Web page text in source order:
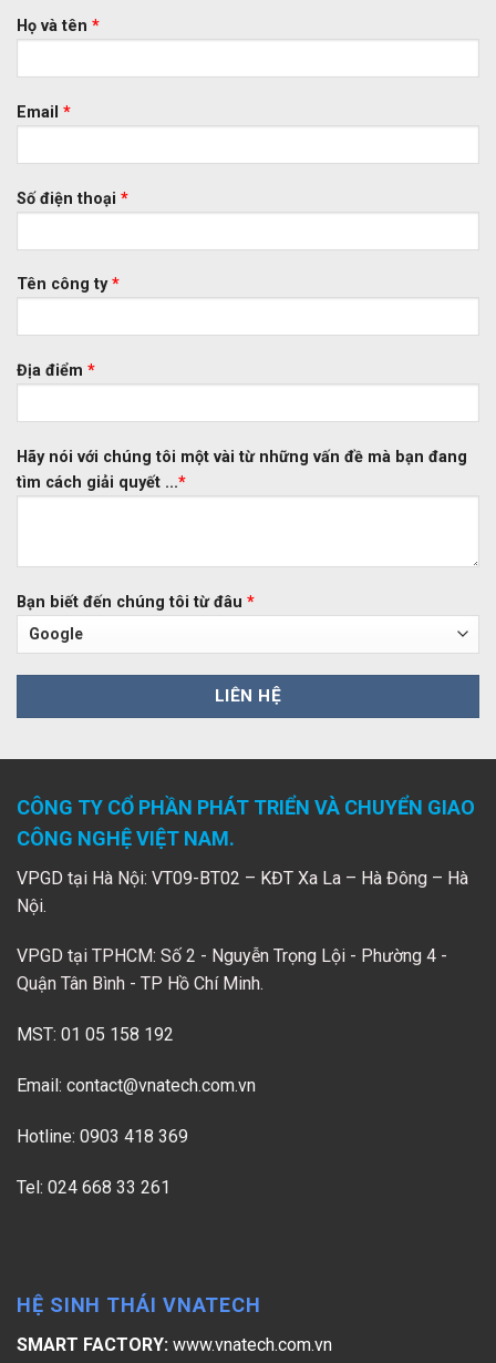
Họ và tên *
Email *
Số điện thoại *
Tên công ty*
Địa điểm *
Hãy nói với chúng tôi một vài từ những vấn đề mà bạn đang
tìm cách giải quyết ...*
Bạn biết đến chúng tôi từ đâu *
CÔNG TY CỔ PHẦN PHÁT TRIỂN VÀ CHUYỂN GIAO
CÔNG NGHỆ VIỆT NAM.
VPGD tại Hà Nội: VT09-BT02 – KĐT Xa La – Hà Đông – Hà
Nội.
VPGD tại TPHCM: Số 2 - Nguyễn Trọng Lội - Phường 4 -
Quận Tân Bình - TP Hồ Chí Minh.
MST: 01 05 158 192
Email: contact@vnatech.com.vn
Hotline: 0903 418 369
Tel: 024 668 33 261
HỆ SINH THÁI VNATECH
SMART FACTORY: www.vnatech.com.vn